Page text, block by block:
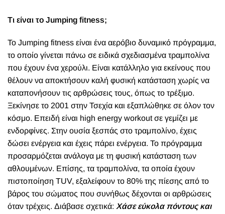
Τι είναι το Jumping fitness;
Το Jumping fitness είναι ένα αερόβιο δυναμικό πρόγραμμα,
το οποίο γίνεται πάνω σε ειδικά σχεδιασμένα τραμπολίνα
που έχουν ένα χερούλι. Είναι κατάλληλο για εκείνους που
θέλουν να αποκτήσουν καλή φυσική κατάσταση χωρίς να
καταπονήσουν τις αρθρώσεις τους, όπως το τρέξιμο.
Ξεκίνησε το 2001 στην Τσεχία και εξαπλώθηκε σε όλον τον
κόσμο. Επειδή είναι high energy workout σε γεμίζει με
ενδορφίνες. Στην ουσία ξεσπάς στο τραμπολίνο, έχεις
δώσει ενέργεια και έχεις πάρει ενέργεια. Το πρόγραμμα
προσαρμόζεται ανάλογα με τη φυσική κατάσταση των
αθλουμένων. Επίσης, τα τραμπολίνα, τα οποία έχουν
πιστοποίηση TUV, εξαλείφουν το 80% της πίεσης από το
βάρος του σώματος που συνήθως δέχονται οι αρθρώσεις
όταν τρέχεις. Διάβασε σχετικά: Χάσε εύκολα πόντους και